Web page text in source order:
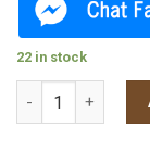
22 in stock
Syrup Torani